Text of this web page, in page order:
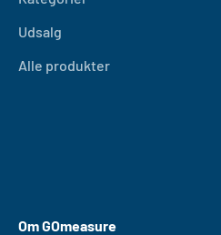
Udsalg
Alle produkter
Om GOmeasure